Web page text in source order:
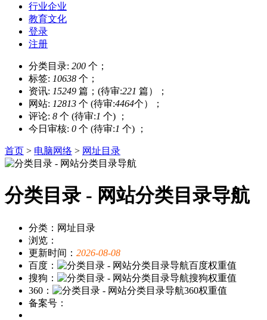
行业企业
教育文化
登录
注册
分类目录: 200 个；
标签: 10638 个；
资讯: 15249 篇；(待审:221 篇）；
网站: 12813 个 (待审:4464个）；
评论: 8 个 (待审:1 个) ；
今日审核: 0 个 (待审:1 个) ；
首页 > 电脑网络 > 网址目录
分类目录 - 网站分类目录导航
分类：网址目录
浏览：
更新时间： 2026-08-08
百度：
搜狗：
360：
备案号：